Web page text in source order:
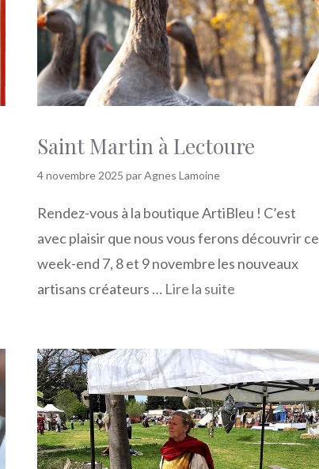
Saint Martin à Lectoure
4 novembre 2025 parAgnes Lamoine
Rendez-vous à la boutique ArtiBleu ! C’est
avec plaisir que nous vous ferons découvrir ce
week-end 7, 8 et 9 novembre les nouveaux
artisans créateurs … Lire la suite